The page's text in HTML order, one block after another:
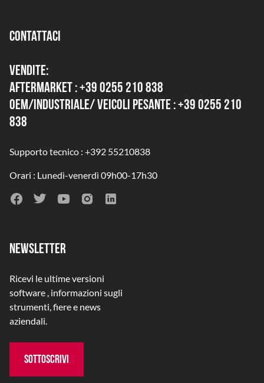
CONTATTACI
VENDITE:
AFTERMARKET : +39 0255 210 838
OEM/INDUSTRIALE/ VEICOLI PESANTE : +39 0255 210
838
Supporto tecnico : +392 55210838
Orari : Lunedì-venerdì 09h00-17h30
NEWSLETTER
Ricevi le ultime versioni
software , informazioni sugli
strumenti, fiere e news
aziendali.
SOTTOSCRIVI